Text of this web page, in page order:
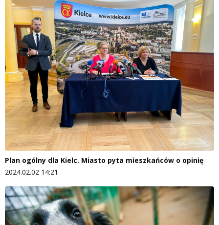
Plan ogólny dla Kielc. Miasto pyta mieszkańców o opinię
2024.02.02 14:21